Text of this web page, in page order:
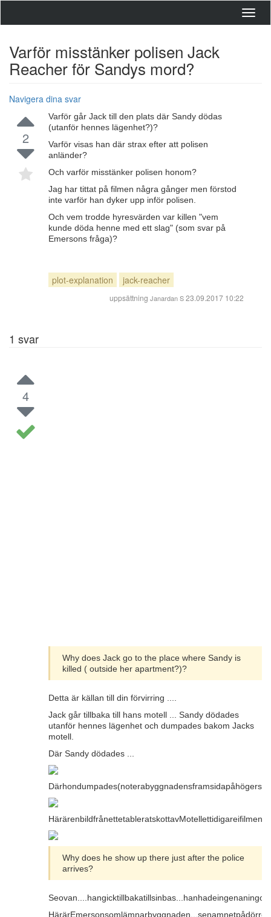
Varför misstänker polisen Jack
Reacher för Sandys mord?
Navigera dina svar
2
Varför går Jack till den plats där Sandy dödas
(utanför hennes lägenhet?)?
Varför visas han där strax efter att polisen
anländer?
Och varför misstänker polisen honom?
Jag har tittat på filmen några gånger men förstod
inte varför han dyker upp inför polisen.
Och vem trodde hyresvärden var killen "vem
kunde döda henne med ett slag" (som svar på
Emersons fråga)?
plot-explanation jack-reacher
uppsättning Janardan S23.09.2017 10:22
1 svar
4
Why does Jack go to the place where Sandy is
killed ( outside her apartment?)?
Detta är källan till din förvirring ....
Jack går tillbaka till hans motell ... Sandy dödades
utanför hennes lägenhet och dumpades bakom Jacks
motell.
Där Sandy dödades ...
Why does he show up there just after the police
arrives?